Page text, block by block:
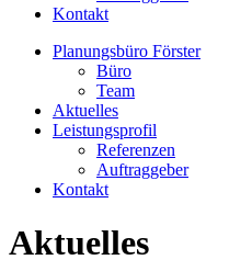
Kontakt
Planungsbüro Förster
Büro
Team
Aktuelles
Leistungsprofil
Referenzen
Auftraggeber
Kontakt
Aktuelles